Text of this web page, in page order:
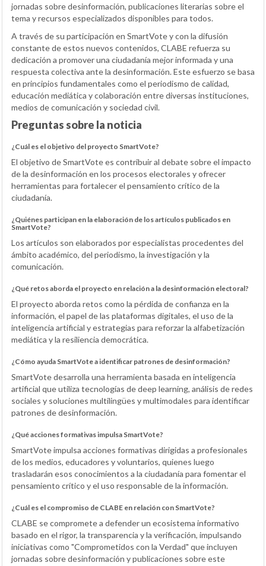
jornadas sobre desinformación, publicaciones literarias sobre el
tema y recursos especializados disponibles para todos.
A través de su participación en SmartVote y con la difusión
constante de estos nuevos contenidos, CLABE refuerza su
dedicación a promover una ciudadanía mejor informada y una
respuesta colectiva ante la desinformación. Este esfuerzo se basa
en principios fundamentales como el periodismo de calidad,
educación mediática y colaboración entre diversas instituciones,
medios de comunicación y sociedad civil.
Preguntas sobre la noticia
¿Cuál es el objetivo del proyecto SmartVote?
El objetivo de SmartVote es contribuir al debate sobre el impacto
de la desinformación en los procesos electorales y ofrecer
herramientas para fortalecer el pensamiento crítico de la
ciudadanía.
¿Quiénes participan en la elaboración de los artículos publicados en
SmartVote?
Los artículos son elaborados por especialistas procedentes del
ámbito académico, del periodismo, la investigación y la
comunicación.
¿Qué retos aborda el proyecto en relación a la desinformación electoral?
El proyecto aborda retos como la pérdida de confianza en la
información, el papel de las plataformas digitales, el uso de la
inteligencia artificial y estrategias para reforzar la alfabetización
mediática y la resiliencia democrática.
¿Cómo ayuda SmartVote a identificar patrones de desinformación?
SmartVote desarrolla una herramienta basada en inteligencia
artificial que utiliza tecnologías de deep learning, análisis de redes
sociales y soluciones multilingües y multimodales para identificar
patrones de desinformación.
¿Qué acciones formativas impulsa SmartVote?
SmartVote impulsa acciones formativas dirigidas a profesionales
de los medios, educadores y voluntarios, quienes luego
trasladarán esos conocimientos a la ciudadanía para fomentar el
pensamiento crítico y el uso responsable de la información.
¿Cuál es el compromiso de CLABE en relación con SmartVote?
CLABE se compromete a defender un ecosistema informativo
basado en el rigor, la transparencia y la verificación, impulsando
iniciativas como "Comprometidos con la Verdad" que incluyen
jornadas sobre desinformación y publicaciones sobre este